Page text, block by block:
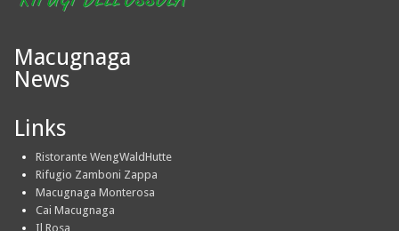
Macugnaga
News
Links
Ristorante WengWaldHutte
Rifugio Zamboni Zappa
Macugnaga Monterosa
Cai Macugnaga
Il Rosa